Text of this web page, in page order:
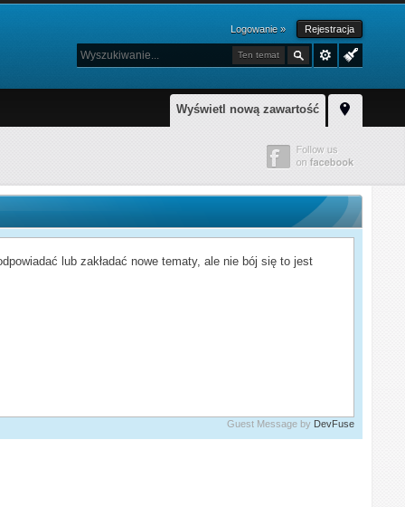
Logowanie » Rejestracja
Ten temat
Wyświetl nową zawartość
lub zakładać nowe tematy, ale nie bój się to jest
Guest Message by DevFuse